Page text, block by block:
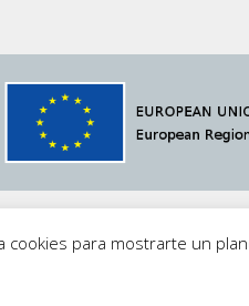
© 2021 Megavatio Proyectos
cookies para mostrarte un